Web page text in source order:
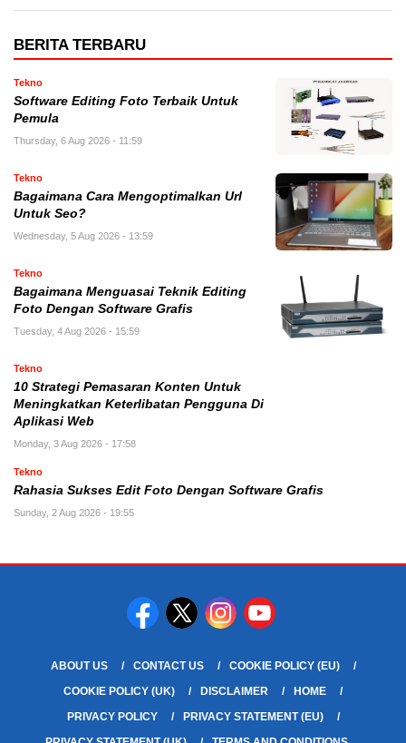
BERITA TERBARU
Tekno
Software Editing Foto Terbaik Untuk
Pemula
Thursday, 6 Aug 2026 - 11:59
Tekno
Bagaimana Cara Mengoptimalkan Url
Untuk Seo?
Wednesday, 5 Aug 2026 - 13:59
Tekno
Bagaimana Menguasai Teknik Editing
Foto Dengan Software Grafis
Tuesday, 4 Aug 2026 - 15:59
Tekno
10 Strategi Pemasaran Konten Untuk
Meningkatkan Keterlibatan Pengguna Di
Aplikasi Web
Monday, 3 Aug 2026 - 17:58
Tekno
Rahasia Sukses Edit Foto Dengan Software Grafis
Sunday, 2 Aug 2026 - 19:55
ABOUT US CONTACT US
COOKIE POLICY (EU)
COOKIE POLICY (UK)
DISCLAIMER
HOME
PRIVACY POLICY
PRIVACY STATEMENT (EU)